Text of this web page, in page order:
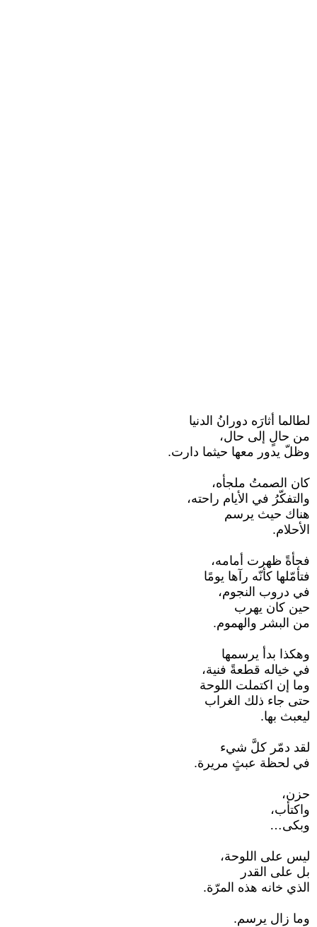
لطالما أثارَه دورانُ الدنيا
من حالٍ إلى حال،
وظلّ يدور معها حيثما دارت.
كان الصمتُ ملجأه،
والتفكّرُ في الأيام راحته،
هناك حيث يرسم
الأحلام.
فجأةً ظهرت أمامه،
فتأمّلها كأنّه رآها يومًا
في دروب النجوم،
حين كان يهرب
من البشر والهموم.
وهكذا بدأ يرسمها
في خياله قطعةً فنية،
وما إن اكتملت اللوحة
حتى جاء ذلك الغراب
ليعبث بها.
لقد دمّر كلَّ شيء
في لحظة عبثٍ مريرة.
حزن،
واكتأب،
وبكى…
ليس على اللوحة،
بل على القدر
الذي خانه هذه المرّة.
وما زال يرسم.